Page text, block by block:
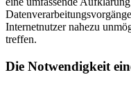
Internetnutzer nahezu
treffen.
Die Notwendigkeit